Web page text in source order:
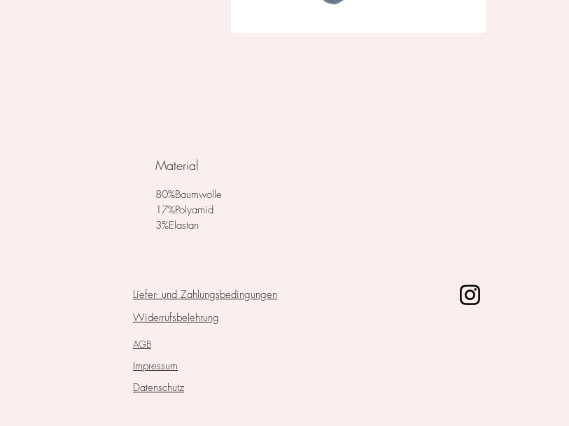
Material
80%Baumwolle
17%Polyamid
3%Elastan
Liefer- und Zahlungsbedingungen
Widerrufsbelehrung
AGB
Impressum
Datenschutz